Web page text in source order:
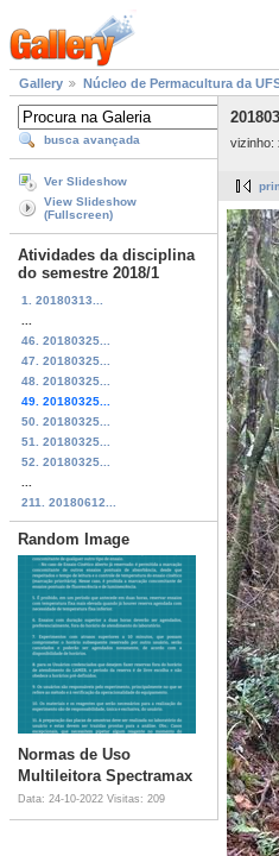
Gallery Núcleo de Permacultura da
busca avançada
Ver Slideshow
View Slideshow
(Fullscreen)
Atividades da disciplina
do semestre 2018/1
1. 20180313...
46. 20180325...
47. 20180325...
48. 20180325...
49. 20180325...
50. 20180325...
51. 20180325...
52. 20180325...
211. 20180612...
Random Image
Normas de Uso
Multileitora Spectramax
Data: 24-10-2022 Visitas: 209
vizinho: